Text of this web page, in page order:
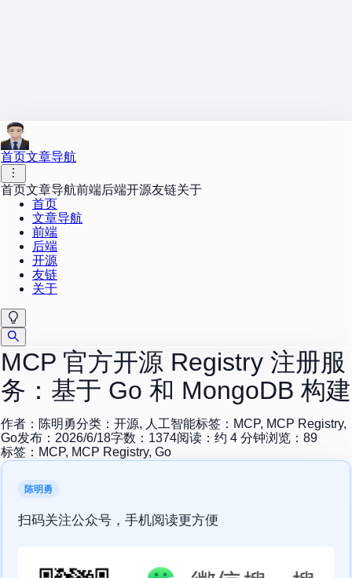
首页文章导航
首页文章导航前端后端开源友链关于
首页
文章导航
前端
后端
开源
友链
关于
MCP 官方开源 Registry 注册服
务：基于 Go 和 MongoDB 构建
作者： 陈明勇分类： 开源, 人工智能标签： MCP, MCP Registry,
Go发布： 2026/6/18字数： 1374阅读：约 4 分钟浏览： 89
标签： MCP, MCP Registry, Go
陈明勇
扫码关注公众号，手机阅读更方便